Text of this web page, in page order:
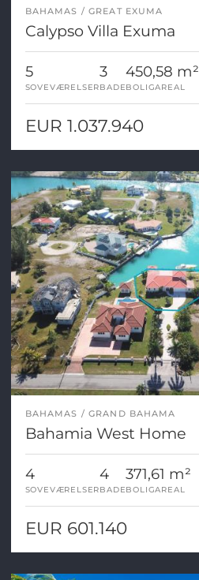
BAHAMAS GREAT EXUMA
Calypso Villa Exuma
5
SOVEVÆRELSER
3
BADE
450,58 m²
BOLIGAREAL
EUR 1.037.940
BAHAMAS GRAND BAHAMA
Bahamia West Home
4
SOVEVÆRELSER
4
BADE
371,61 m²
BOLIGAREAL
EUR 601.140